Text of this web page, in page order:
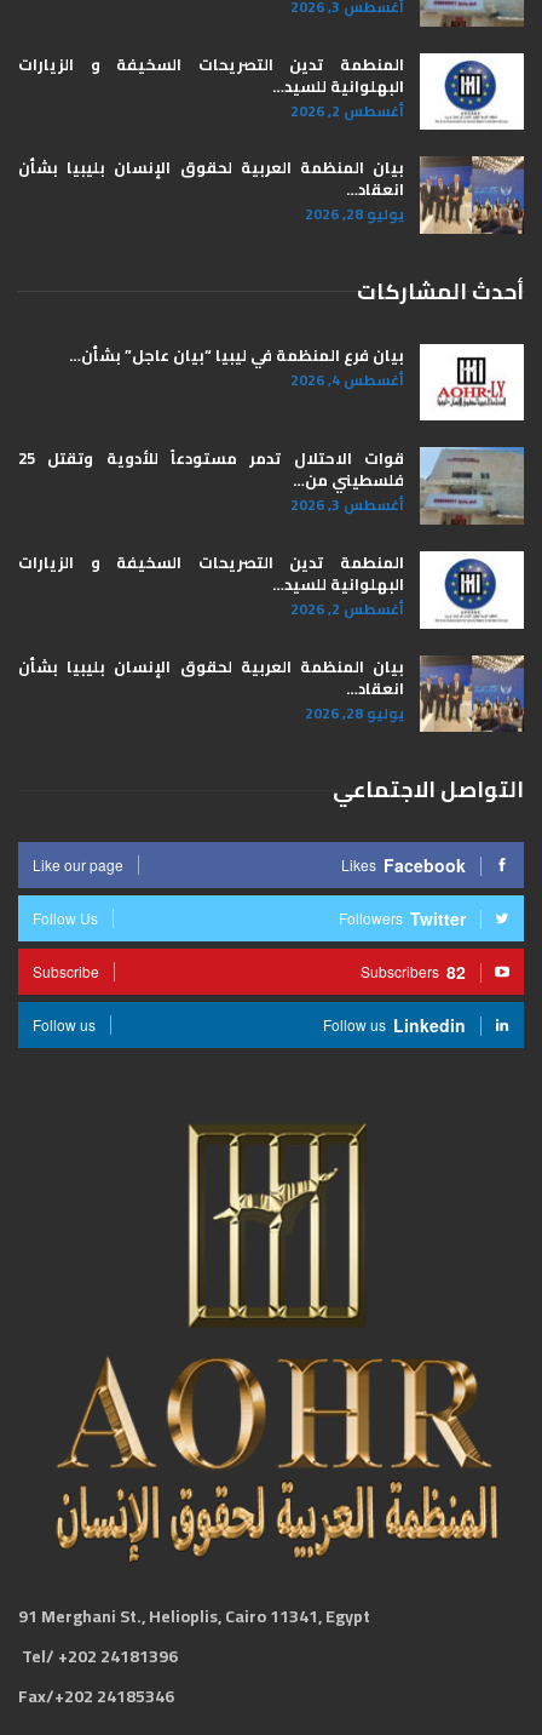
أغسطس 3, 2026
المنطمة تدين التصريحات السخيفة و الزيارات
البهلوانية للسيد…
أغسطس 2, 2026
بيان المنظمة العربية لحقوق الإنسان بليبيا ​بشأن
انعقاد…
يوليو 28, 2026
أحدث المشاركات
بيان فرع المنظمة في ليبيا “بيان عاجل” بشأن…
أغسطس 4, 2026
قوات الاحتلال تدمر مستودعاً للأدوية وتقتل 25
فلسطيني من…
أغسطس 3, 2026
المنطمة تدين التصريحات السخيفة و الزيارات
البهلوانية للسيد…
أغسطس 2, 2026
بيان المنظمة العربية لحقوق الإنسان بليبيا ​بشأن
انعقاد…
يوليو 28, 2026
التواصل الاجتماعي
Facebook
Likes
Like our page
Twitter
Followers
Follow Us
82
Subscribers
Subscribe
Linkedin
Follow us
Follow us
91 Merghani St., Helioplis, Cairo 11341, Egypt
Tel/ +202 24181396
Fax/+202 24185346